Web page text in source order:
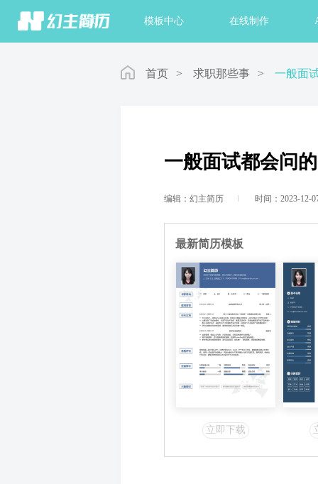
首页 模板中心 在线制作
首页 > 求职那些事 > 一般面
一般面试都会问
编辑：幻主简历 时间：2023-12-
最新简历模板
立即下载